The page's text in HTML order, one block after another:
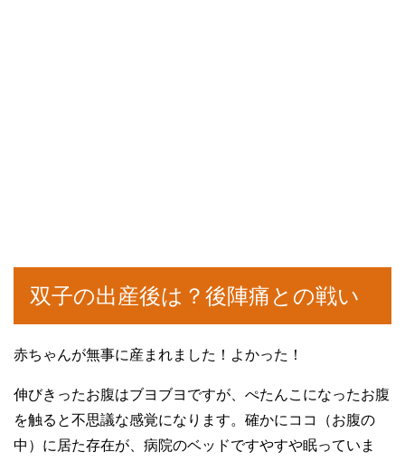
双子の出産後は？後陣痛との戦い
赤ちゃんが無事に産まれました！よかった！
伸びきったお腹はブヨブヨですが、ぺたんこになったお腹
を触ると不思議な感覚になります。確かにココ（お腹の
中）に居た存在が、病院のベッドですやすや眠っていま